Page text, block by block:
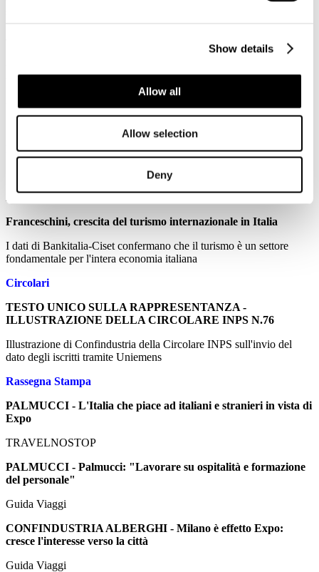
Show details
Allow all
Allow selection
Deny
Aprile
News
Congiuntura flash. Aprile 2015
Analisi mensile del Centro Studi Confindustria
Franceschini, crescita del turismo internazionale in Italia
I dati di Bankitalia-Ciset confermano che il turismo è un settore
fondamentale per l'intera economia italiana
Circolari
TESTO UNICO SULLA RAPPRESENTANZA -
ILLUSTRAZIONE DELLA CIRCOLARE INPS N.76
Illustrazione di Confindustria della Circolare INPS sull'invio del
dato degli iscritti tramite Uniemens
Rassegna Stampa
PALMUCCI - L'Italia che piace ad italiani e stranieri in vista di
Expo
TRAVELNOSTOP
PALMUCCI - Palmucci: "Lavorare su ospitalità e formazione
del personale"
Guida Viaggi
CONFINDUSTRIA ALBERGHI - Milano è effetto Expo:
cresce l'interesse verso la città
Guida Viaggi